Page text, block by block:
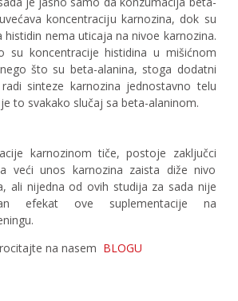
koncentraciju karnozina, dok su
histidin nema uticaja na nivoe karnozina.
su koncentracije histidina u mišićnom
što su beta-alanina, stoga dodatni
sinteze karnozina jednostavno telu
to svakako slučaj sa beta-alaninom.
karnozinom tiče, postoje zaključci
veći unos karnozina zaista diže nivo
ali nijedna od ovih studija za sada nije
efekat ove suplementacije na
na nasem BLOGU